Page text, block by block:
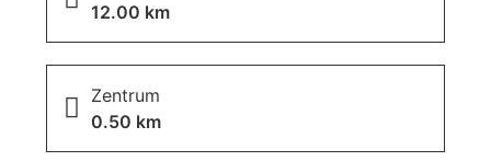
12.00 km
Zentrum
0.50 km